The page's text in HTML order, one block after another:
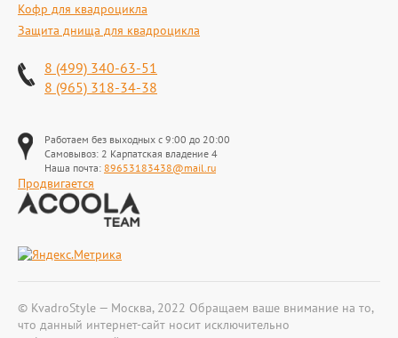
Кофр для квадроцикла
Защита днища для квадроцикла
8 (499) 340-63-51
8 (965) 318-34-38
Работаем без выходных с 9:00 до 20:00
Самовывоз: 2 Карпатская владение 4
Наша почта: 89653183438@mail.ru
Продвигается
© KvadroStyle — Москва, 2022 Обращаем ваше внимание на то,
что данный интернет-сайт носит исключительно